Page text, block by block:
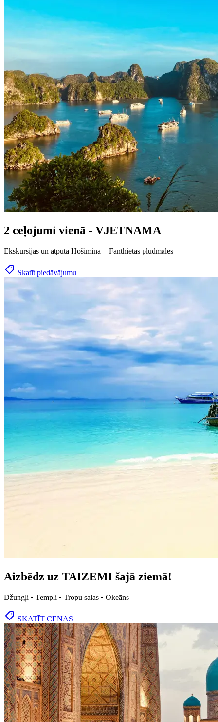
2 ceļojumi vienā - VJETNAMA
Ekskursijas un atpūta Hošimina + Fanthietas pludmales
Skatīt piedāvājumu
Aizbēdz uz TAIZEMI šajā ziemā!
Džungļi • Tempļi • Tropu salas • Okeāns
SKATĪT CENAS